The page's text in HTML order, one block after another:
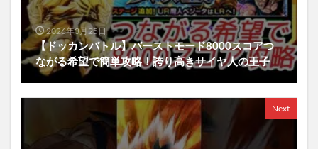
2026年3月25日
【ドッカンバトル】バーストモード8000スコアつ
ながる希望で簡単攻略！誇り高きサイヤ人の王子
Next